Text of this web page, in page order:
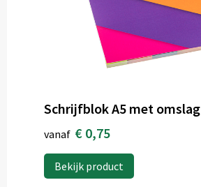
Schrijfblok A5 met omslag
vanaf € 0,75
Bekijk product